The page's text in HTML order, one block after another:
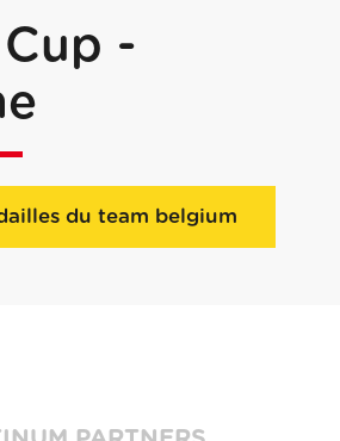
-
du team belgium